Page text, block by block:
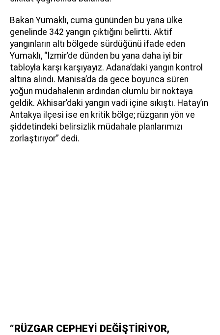
Bakan Yumaklı, cuma gününden bu yana ülke
genelinde 342 yangın çıktığını belirtti. Aktif
yangınların altı bölgede sürdüğünü ifade eden
Yumaklı, “İzmir’de dünden bu yana daha iyi bir
tabloyla karşı karşıyayız. Adana’daki yangın kontrol
altına alındı. Manisa’da da gece boyunca süren
yoğun müdahalenin ardından olumlu bir noktaya
geldik. Akhisar’daki yangın vadi içine sıkıştı. Hatay’ın
Antakya ilçesi ise en kritik bölge; rüzgarın yön ve
şiddetindeki belirsizlik müdahale planlarımızı
zorlaştırıyor” dedi.
“RÜZGAR CEPHEYİ DEĞİŞTİRİYOR,